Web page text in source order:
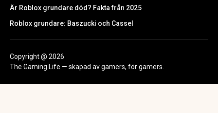
Är Roblox grundare död? Fakta från 2025
Roblox grundare: Baszucki och Cassel
Copyright @ 2026
The Gaming Life — skapad av gamers, för gamers.